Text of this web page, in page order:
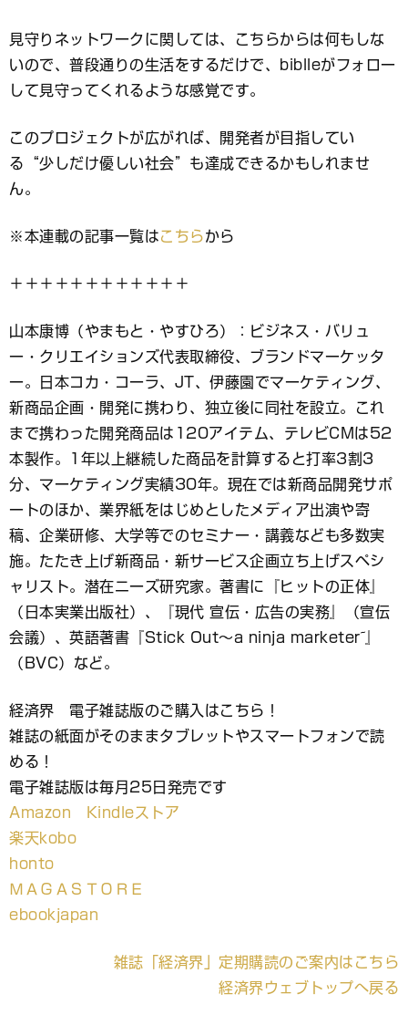
見守りネットワークに関しては、こちらからは何もしな
いので、普段通りの生活をするだけで、biblleがフォロー
して見守ってくれるような感覚です。
このプロジェクトが広がれば、開発者が目指してい
る“少しだけ優しい社会”も達成できるかもしれませ
ん。
※本連載の記事一覧はこちらから
＋＋＋＋＋＋＋＋＋＋＋＋
山本康博（やまもと・やすひろ）：ビジネス・バリュ
ー・クリエイションズ代表取締役、ブランドマーケッタ
ー。日本コカ・コーラ、JT、伊藤園でマーケティング、
新商品企画・開発に携わり、独立後に同社を設立。これ
まで携わった開発商品は120アイテム、テレビCMは52
本製作。1年以上継続した商品を計算すると打率3割3
分、マーケティング実績30年。現在では新商品開発サポ
ートのほか、業界紙をはじめとしたメディア出演や寄
稿、企業研修、大学等でのセミナー・講義なども多数実
施。たたき上げ新商品・新サービス企画立ち上げスペシ
ャリスト。潜在ニーズ研究家。著書に『ヒットの正体』
（日本実業出版社）、『現代 宣伝・広告の実務』（宣伝
会議）、英語著書『Stick Out～a ninja marketer~』
（BVC）など。
経済界 電子雑誌版のご購入はこちら！
雑誌の紙面がそのままタブレットやスマートフォンで読
める！
電子雑誌版は毎月25日発売です
Amazon Kindleストア
楽天kobo
honto
ＭＡＧＡＳＴＯＲＥ
ebookjapan
雑誌「経済界」定期購読のご案内はこちら
経済界ウェブトップへ戻る